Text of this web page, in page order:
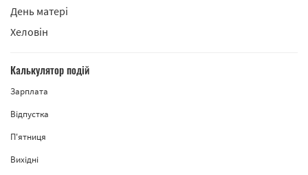
День матері
Хеловін
Калькулятор подій
Зарплата
Відпустка
П'ятниця
Вихідні